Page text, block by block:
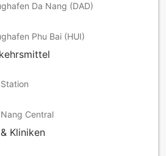
Da Nang (DAD)
Phu Bai (HUI)
Central
Kliniken